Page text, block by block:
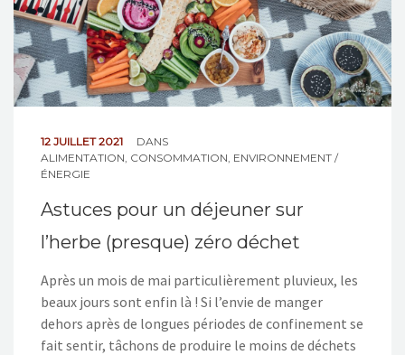
12 JUILLET 2021
DANS
ALIMENTATION CONSOMMATION ENVIRONNEMENT /
ÉNERGIE
Astuces pour un déjeuner sur
l’herbe (presque) zéro déchet
Après un mois de mai particulièrement pluvieux, les
beaux jours sont enfin là ! Si l’envie de manger
dehors après de longues périodes de confinement se
fait sentir, tâchons de produire le moins de déchets